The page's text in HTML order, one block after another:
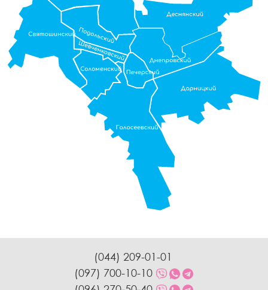
(044) 209-01-01
(097) 700-10-10